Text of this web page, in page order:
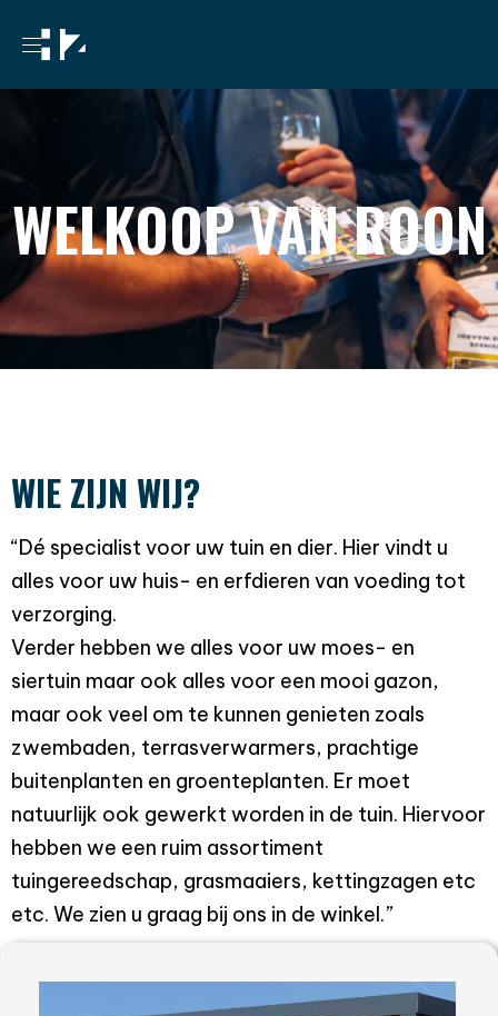
WELKOOP VAN ROON
WIE ZIJN WIJ?
“Dé specialist voor uw tuin en dier. Hier vindt u
alles voor uw huis- en erfdieren van voeding tot
verzorging.
Verder hebben we alles voor uw moes- en
siertuin maar ook alles voor een mooi gazon,
maar ook veel om te kunnen genieten zoals
zwembaden, terrasverwarmers, prachtige
buitenplanten en groenteplanten. Er moet
natuurlijk ook gewerkt worden in de tuin. Hiervoor
hebben we een ruim assortiment
tuingereedschap, grasmaaiers, kettingzagen etc
etc. We zien u graag bij ons in de winkel.”